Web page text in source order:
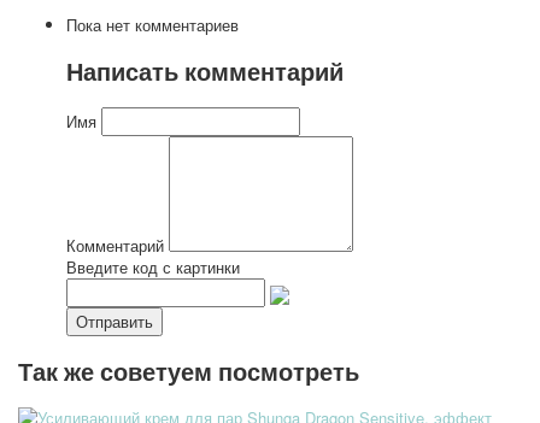
Пока нет комментариев
Написать комментарий
Имя
Комментарий
Введите код с картинки
Так же советуем посмотреть